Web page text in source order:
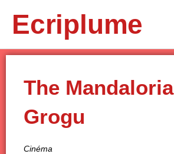
contenuEcriplume
The
Grogu
Cinéma